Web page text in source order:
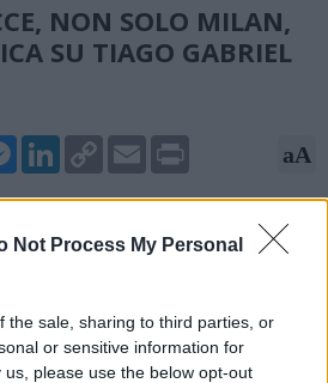
Not Process My Personal
the sale, sharing to third parties, or
or sensitive information for
please use the below opt-out
NON SOLO MILAN,
SU TIAGO GABRIEL
MessengerLinkedInCopy
Link
Email aA
tracce del difensore del Lecce Tiago